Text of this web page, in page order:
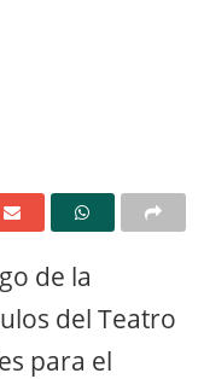
de la
del Teatro
para el